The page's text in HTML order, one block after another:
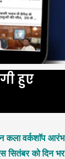
हुए
कला वर्कशाॅप आरंभ
सितंबर को दिन भर